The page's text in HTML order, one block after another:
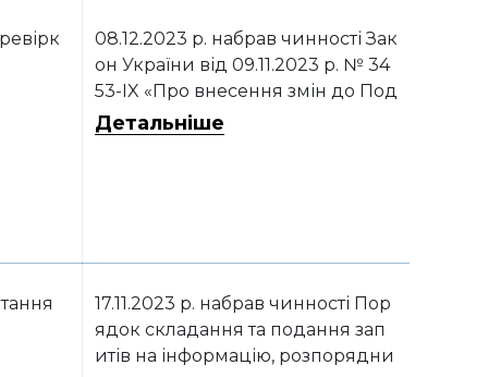
р. № 2320-IX «Про управління ві
дходами»
08.12.2023 р. набрав чинності Зак
он України від 09.11.2023 р. № 34
53-IX «Про внесення змін до Под
аткового кодексу України та інш
Детальніше
17.11.2023 р. набрав чинності Пор
ядок складання та подання зап
итів на інформацію, розпорядни